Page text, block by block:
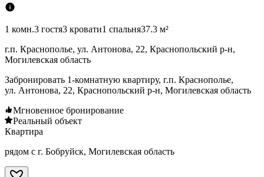
1 комн.3 гостя3 кровати1 спальня37.3 м²
г.п. Краснополье, ул. Антонова, 22, Краснопольский р-н,
Могилевская область
Забронировать 1-комнатную квартиру, г.п. Краснополье,
ул. Антонова, 22, Краснопольский р-н, Могилевская область
Мгновенное бронирование
Реальный объект
Квартира
рядом с г. Бобруйск, Могилевская область